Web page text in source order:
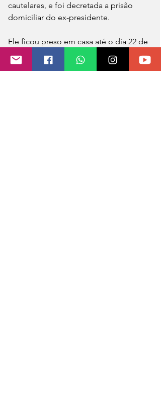
cautelares, e foi decretada a prisão
domiciliar do ex-presidente.
Ele ficou preso em casa até o dia 22 de
novembro, quando Moraes considerou
que havia risco de fuga e decretou a